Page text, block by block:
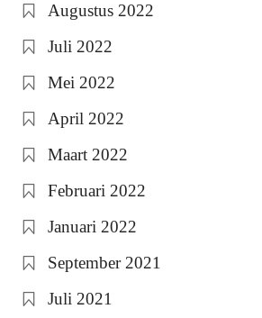
Augustus 2022
Juli 2022
Mei 2022
April 2022
Maart 2022
Februari 2022
Januari 2022
September 2021
Juli 2021